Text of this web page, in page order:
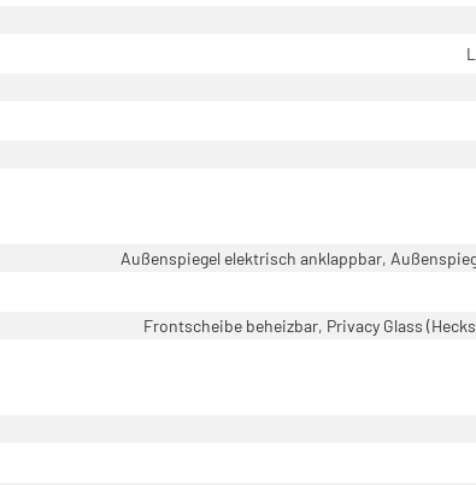
Außenspiegel elektrisch anklappbar,
Frontscheibe beheizbar, Privacy Glass